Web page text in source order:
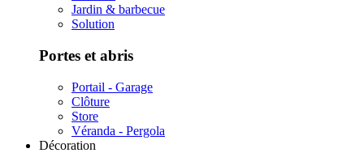
Jardin & barbecue
Solution
Portes et abris
Portail - Garage
Clôture
Store
Véranda - Pergola
Décoration